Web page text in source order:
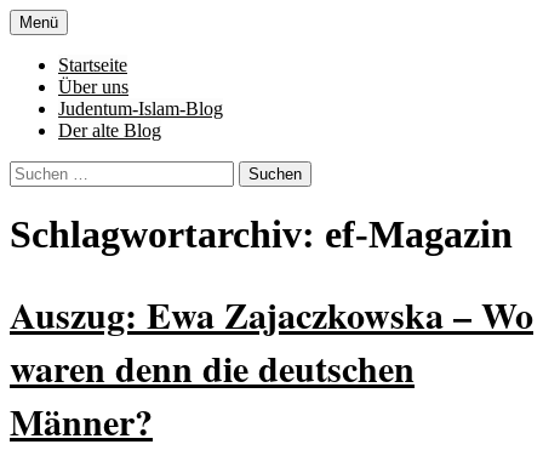
Zum
Inhalt
springen
Al-Adala.de
von allem
Menü
Startseite
Über uns
Judentum-Islam-Blog
Der alte Blog
Suchen
nach:
Schlagwortarchiv: ef-Magazin
Auszug: Ewa Zajaczkowska – Wo
waren denn die deutschen
Männer?